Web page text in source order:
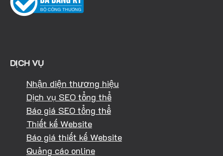
DỊCH VỤ
Nhận diện thương hiệu
Dịch vụ SEO tổng thể
Báo giá SEO tổng thể
Thiết kế Website
Báo giá thiết kế Website
Quảng cáo online